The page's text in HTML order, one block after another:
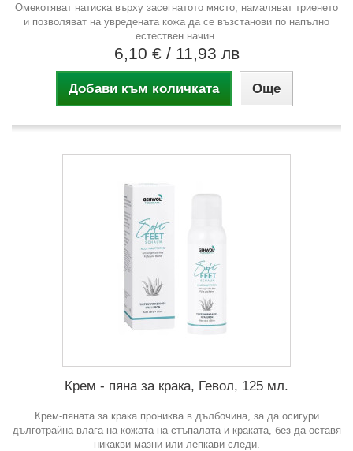
Омекотяват натиска върху засегнатото място, намаляват триенето
и позволяват на увредената кожа да се възстанови по напълно
естествен начин.
6,10 € / 11,93 лв
Добави към количката Още
Крем - пяна за крака, Гевол, 125 мл.
Крем-пяната за крака прониква в дълбочина, за да осигури
дълготрайна влага на кожата на стъпалата и краката, без да оставя
никакви мазни или лепкави следи.